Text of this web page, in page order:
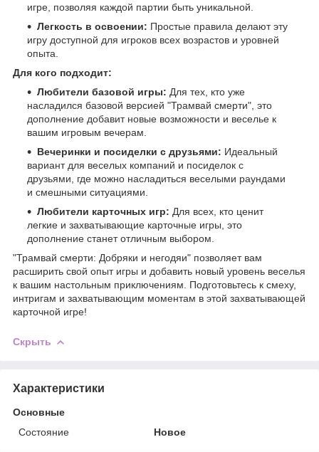
игре, позволяя каждой партии быть уникальной.
Легкость в освоении: Простые правила делают эту
игру доступной для игроков всех возрастов и уровней
опыта.
Для кого подходит:
Любители базовой игры: Для тех, кто уже
насладился базовой версией "Трамвай смерти", это
дополнение добавит новые возможности и веселье к
вашим игровым вечерам.
Вечеринки и посиделки с друзьями: Идеальный
вариант для веселых компаний и посиделок с
друзьями, где можно насладиться веселыми раундами
и смешными ситуациями.
Любители карточных игр: Для всех, кто ценит
легкие и захватывающие карточные игры, это
дополнение станет отличным выбором.
"Трамвай смерти: Добряки и негодяи" позволяет вам
расширить свой опыт игры и добавить новый уровень веселья
к вашим настольным приключениям. Подготовьтесь к смеху,
интригам и захватывающим моментам в этой захватывающей
карточной игре!
Скрыть
Характеристики
Основные
Состояние
Новое